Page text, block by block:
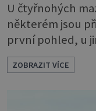
U čtyřnohých
některém jsou
první pohled, u
nezaznamenáte.
psa více všímat,
signály, že něco
mu může
ZOBRAZIT VÍCE